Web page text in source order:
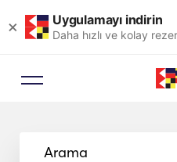
× Uygulamayı indirin
Daha hızlı ve kolay
Arama